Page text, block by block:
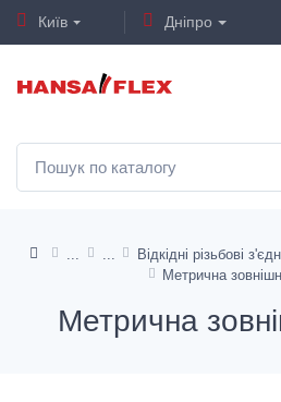
Київ Дніпро
Відкідні різьбові
Метрична
Метрична